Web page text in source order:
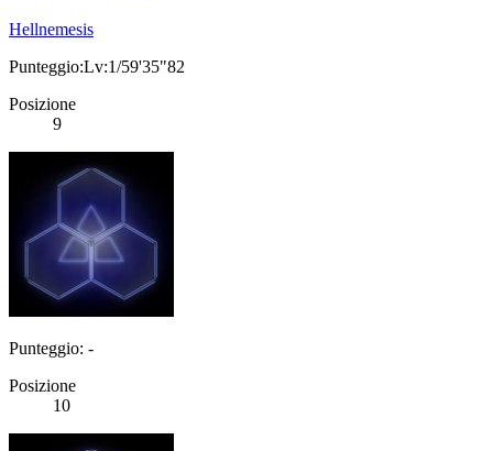
Hellnemesis
Punteggio:Lv:1/59'35"82
Posizione
9
Punteggio: -
Posizione
10